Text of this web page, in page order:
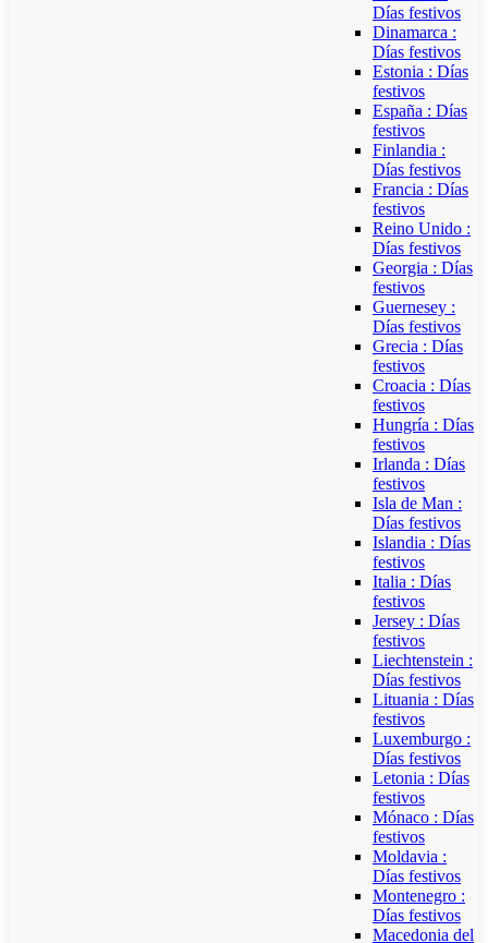
Días festivos
Dinamarca :
Días festivos
Estonia : Días
festivos
España : Días
festivos
Finlandia :
Días festivos
Francia : Días
festivos
Reino Unido :
Días festivos
Georgia : Días
festivos
Guernesey :
Días festivos
Grecia : Días
festivos
Croacia : Días
festivos
Hungría : Días
festivos
Irlanda : Días
festivos
Isla de Man :
Días festivos
Islandia : Días
festivos
Italia : Días
festivos
Jersey : Días
festivos
Liechtenstein :
Días festivos
Lituania : Días
festivos
Luxemburgo :
Días festivos
Letonia : Días
festivos
Mónaco : Días
festivos
Moldavia :
Días festivos
Montenegro :
Días festivos
Macedonia del